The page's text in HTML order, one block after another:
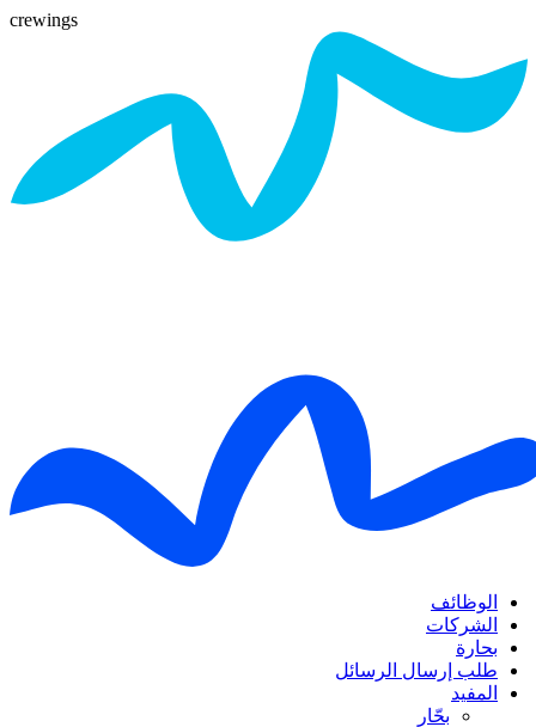
crewings
الوظائف
الشركات
بحارة
طلب إرسال الرسائل
المفيد
بحّار